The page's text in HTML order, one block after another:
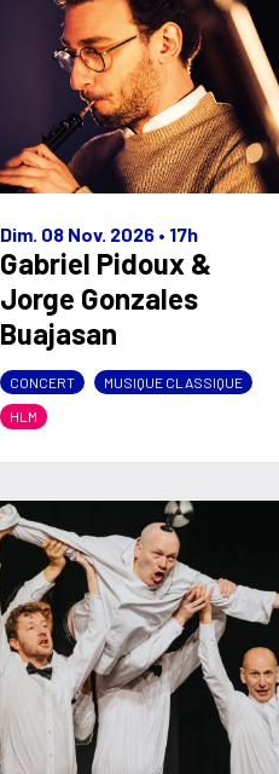
Dim. 08 Nov. 2026 • 17h
Gabriel Pidoux &
Jorge Gonzales
Buajasan
CONCERT MUSIQUE CLASSIQUE
HLM